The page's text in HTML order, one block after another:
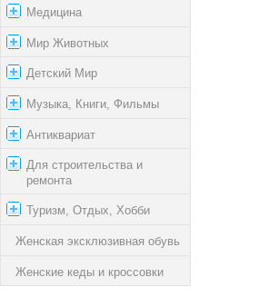
Медицина
Мир Животных
Детский Мир
Музыка, Книги, Фильмы
Антиквариат
Для строительства и
ремонта
Туризм, Отдых, Хобби
Женская эксклюзивная обувь
Женские кеды и кроссовки